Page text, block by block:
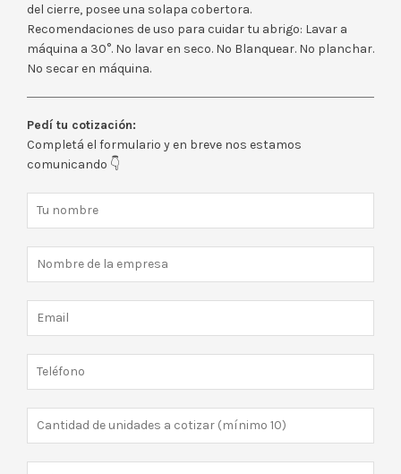
del cierre, posee una solapa cobertora.
Recomendaciones de uso para cuidar tu abrigo: Lavar a
máquina a 30°. No lavar en seco. No Blanquear. No planchar.
No secar en máquina.
Pedí tu cotización:
Completá el formulario y en breve nos estamos
comunicando 👇